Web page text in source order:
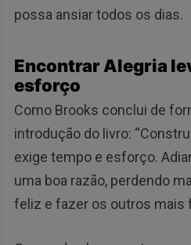
possa ansiar todos os dias.
Encontrar Alegria
esforço
Como Brooks conclui de
introdução do livro:
exige tempo e esforço.
uma boa razão, perdendo
feliz e fazer os outros mais